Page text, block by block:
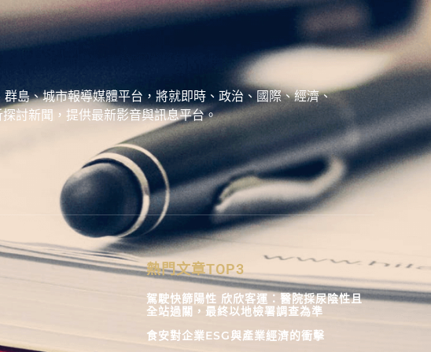
島、城市報導媒體平台，將就即時、政治、國際、經濟、
討新聞，提供最新影音與訊息平台。
熱門文章TOP3
駕駛快篩陽性 欣欣客運：醫院採尿陰性且
全站過關，最終以地檢署調查為準
食安對企業ESG與產業經濟的衝擊